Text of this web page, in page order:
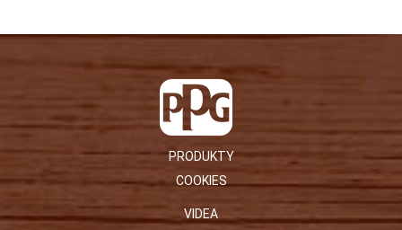
PRODUKTY
COOKIES
VIDEA